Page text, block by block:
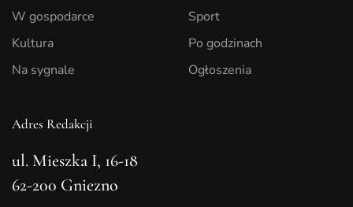
W gospodarce
Kultura
Na sygnale
Sport
Po godzinach
Ogłoszenia
Adres Redakcji
ul. Mieszka I, 16-18
62-200 Gniezno